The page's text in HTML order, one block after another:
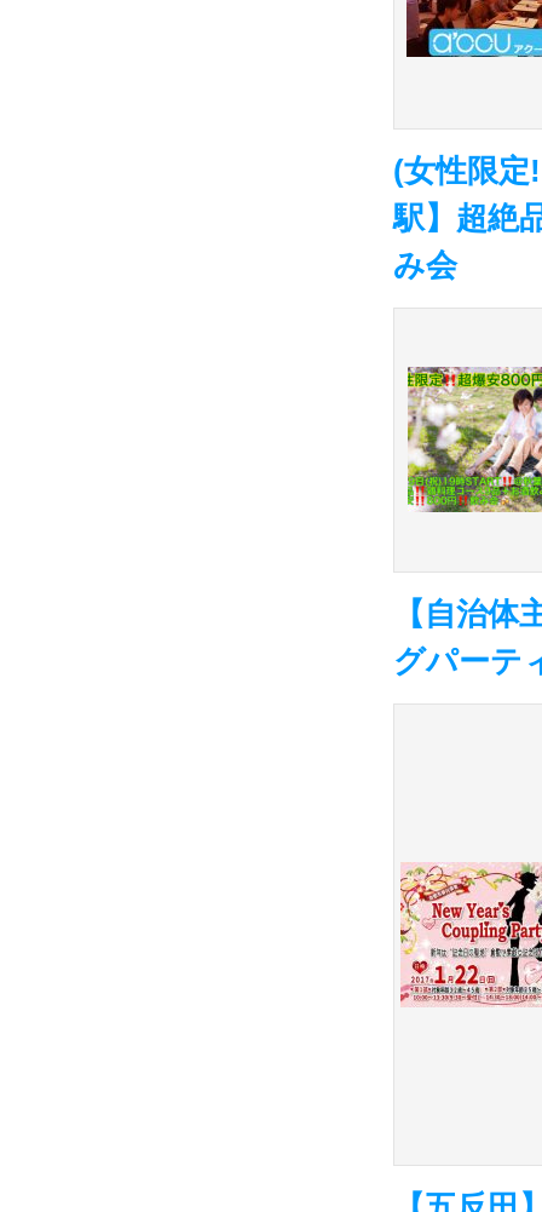
(女性限定
駅】超絶
み会
【自治
グパーテ